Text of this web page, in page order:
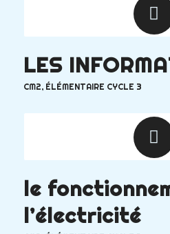
LES
CM2, ÉLÉMENTAIRE CYCLE 3
le
l’électricité